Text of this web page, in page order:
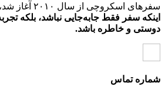
سفرهای اسکروچی از سال ۲۰۱۰ آغاز شد، با یک رویای ساده:
اینکه سفر فقط جابه‌جایی نباشد، بلکه
دوستی و خاطره باشد.
شماره تماس